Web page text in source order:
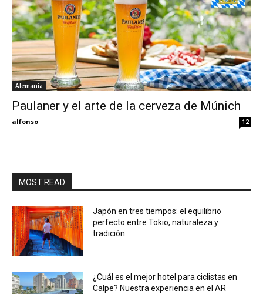
Thru
My
Alemania
Paulaner y el arte de la cerveza de Múnich
alfonso 12
MOST READ
Japón en tres tiempos: el equilibrio
perfecto entre Tokio, naturaleza y
tradición
¿Cuál es el mejor hotel para ciclistas en
Calpe? Nuestra experiencia en el AR